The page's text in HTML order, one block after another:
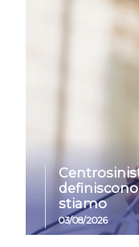
stiamo
03/08/2026